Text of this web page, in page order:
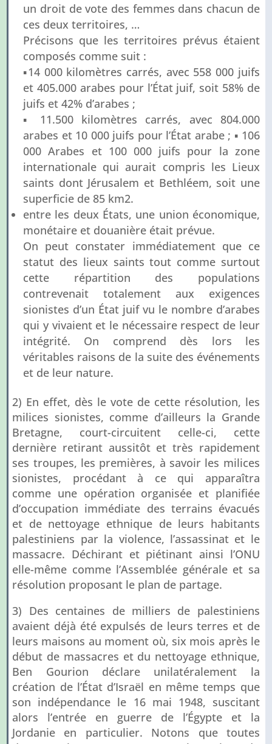
un droit de vote des femmes dans chacun de
ces deux territoires, …
Précisons que les territoires prévus étaient
composés comme suit :
▪14 000 kilomètres carrés, avec 558 000 juifs
et 405.000 arabes pour l’État juif, soit 58% de
juifs et 42% d’arabes ;
▪ 11.500 kilomètres carrés, avec 804.000
arabes et 10 000 juifs pour l’État arabe ; ▪ 106
000 Arabes et 100 000 juifs pour la zone
internationale qui aurait compris les Lieux
saints dont Jérusalem et Bethléem, soit une
superficie de 85 km2.
entre les deux États, une union économique,
monétaire et douanière était prévue.
On peut constater immédiatement que ce
statut des lieux saints tout comme surtout
cette répartition des populations
contrevenait totalement aux exigences
sionistes d’un État juif vu le nombre d’arabes
qui y vivaient et le nécessaire respect de leur
intégrité. On comprend dès lors les
véritables raisons de la suite des événements
et de leur nature.
2) En effet, dès le vote de cette résolution, les
milices sionistes, comme d’ailleurs la Grande
Bretagne, court-circuitent celle-ci, cette
dernière retirant aussitôt et très rapidement
ses troupes, les premières, à savoir les milices
sionistes, procédant à ce qui apparaîtra
comme une opération organisée et planifiée
d’occupation immédiate des terrains évacués
et de nettoyage ethnique de leurs habitants
palestiniens par la violence, l’assassinat et le
massacre. Déchirant et piétinant ainsi l’ONU
elle-même comme l’Assemblée générale et sa
résolution proposant le plan de partage.
3) Des centaines de milliers de palestiniens
avaient déjà été expulsés de leurs terres et de
leurs maisons au moment où, six mois après le
début de massacres et du nettoyage ethnique,
Ben Gourion déclare unilatéralement la
création de l’État d’Israël en même temps que
son indépendance le 16 mai 1948, suscitant
alors l’entrée en guerre de l’Égypte et la
Jordanie en particulier. Notons que toutes